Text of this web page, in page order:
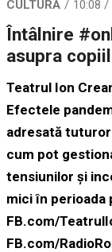
CULTURĂ 10:08
Întâlnire
asupra
Teatrul Ion
Efectele
adresată
cum pot
tensiunilor și
mici în perioada
FB.com/
FB.com/